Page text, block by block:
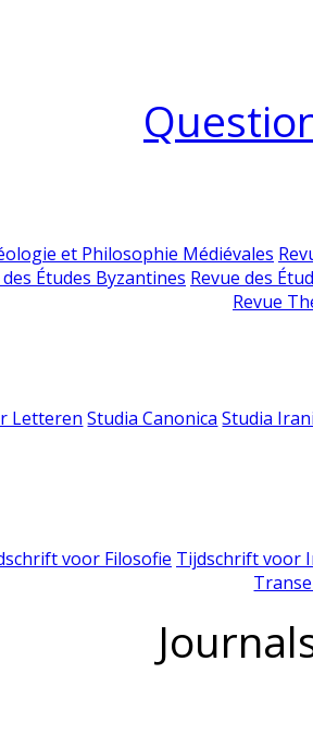
et Philosophie Médiévales
des Études Byzantines Revue des
Revue
Letteren Studia Canonica Studia
voor Filosofie Tijdschrift voor